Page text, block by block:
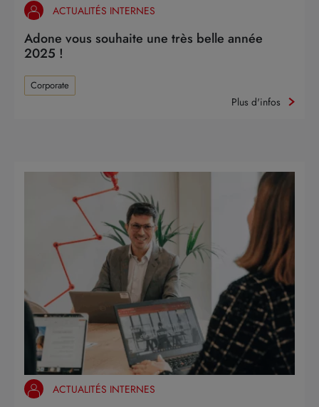
ACTUALITÉS INTERNES
Adone vous souhaite une très belle année
2025 !
Corporate
Plus d'infos
ACTUALITÉS INTERNES